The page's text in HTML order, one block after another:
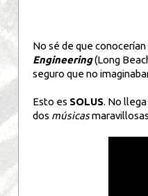
No sé de que
Engineering(Long
seguro que no
Esto es SOLUS. No
dos músicas